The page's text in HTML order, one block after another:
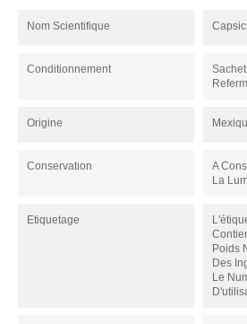
Nom Scientifique
Conditionnement
Origine
Conservation
A
La
Etiquetage
Poids
Des
Le